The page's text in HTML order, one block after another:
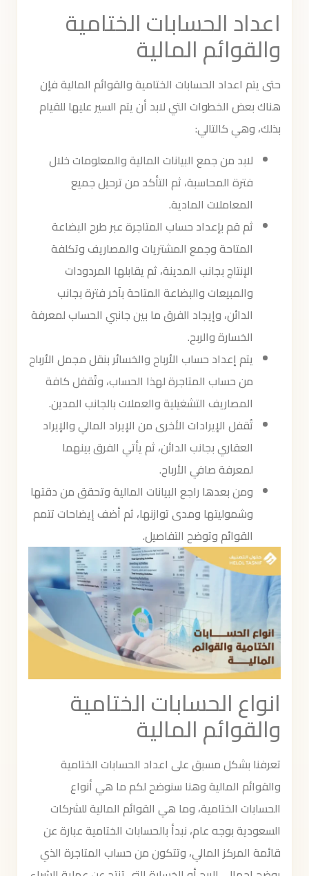
اعداد الحسابات الختامية
والقوائم المالية
حتى يتم اعداد الحسابات الختامية والقوائم المالية فإن
هناك بعض الخطوات التي لابد أن يتم السير عليها للقيام
بذلك، وهي كالتالي:
لابد من جمع البيانات المالية والمعلومات خلال
فترة المحاسبة، ثم التأكد من ترحيل جميع
المعاملات المادية.
ثم قم بإعداد حساب المتاجرة عبر طرح البضاعة
المتاحة وجمع المشتريات والمصاريف وتكلفة
الإنتاج بجانب المدينة، ثم يقابلها المردودات
والمبيعات والبضاعة المتاحة بآخر فترة بجانب
الدائن، وإيجاد الفرق ما بين جانبي الحساب لمعرفة
الخسارة والربح.
يتم إعداد حساب الأرباح والخسائر بنقل مجمل الأرباح
من حساب المتاجرة لهذا الحساب، وتُقفل كافة
المصاريف التشغيلية والعملات بالجانب المدين.
تُقفل الإيرادات الأخرى من الإيراد المالي والإيراد
العقاري بجانب الدائن، ثم يأتي الفرق بينهما
لمعرفة صافي الأرباح.
ومن بعدها راجع البيانات المالية وتحقق من دقتها
وشموليتها ومدى توازنها، ثم أضف إيضاحات تتمم
القوائم وتوضح التفاصيل.
انواع الحسابات الختامية
والقوائم المالية
تعرفنا بشكل مسبق على اعداد الحسابات الختامية
والقوائم المالية وهنا سنوضح لكم ما هي أنواع
الحسابات الختامية، وما هي القوائم المالية للشركات
السعودية بوجه عام، نبدأ بالحسابات الختامية عبارة عن
قائمة المركز المالي، وتتكون من حساب المتاجرة الذي